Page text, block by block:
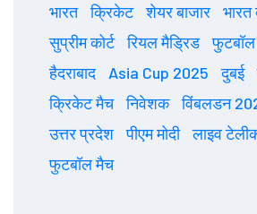
भारत क्रिकेट शेयर बाजार
भारत
सुप्रीम कोर्ट
रियल मैड्रिड फुटबॉल
हैदराबाद
Asia Cup 2025 दुबई
क्रिकेट मैच
निवेशक विंबलडन
उत्तर प्रदेश
पीएम मोदी
लाइव
फुटबॉल मैच